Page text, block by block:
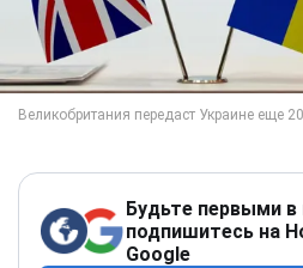
Будьте первыми в
подпишитесь на
Google